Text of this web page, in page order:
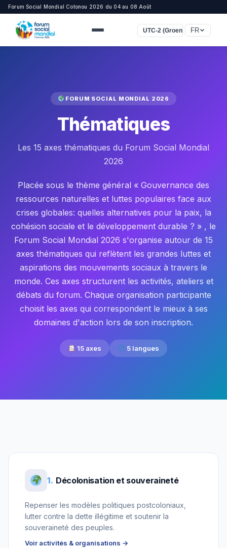
Forum Social Mondial Cotonou 2026 du 04 au 08 Août
UTC-2 (Groenland)
FR
FORUM SOCIAL MONDIAL 2026
Thématiques
Les 15 axes thématiques du Forum Social Mondial
2026
Placée sous le thème général « Gouvernance des
ressources naturelles et luttes populaires face aux
crises globales: quelles alternatives pour la paix, la
cohésion sociale et le développement durable ? » , le
Forum Social Mondial 2026 s'organise autour de 15
axes thématiques qui reflètent les grandes luttes et
aspirations des mouvements sociaux à travers le
monde. Ces axes structurent les activités, ateliers et
débats du forum. Chaque organisation participante
choisit les axes qui correspondent le mieux à ses
domaines d'action lors de son inscription.
15 axes 5 langues
1. Décolonisation et souveraineté
Repenser les modèles politiques postcoloniaux,
lutter contre la dette illégitime et soutenir la
souveraineté des peuples.
Voir activités & organisations →